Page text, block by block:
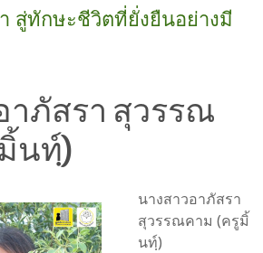
สู่ทักษะชีวิตที่ยั่งยืนอย่างมี
าภัสรา สุวรรณ
นทฺ์)
นางสาวอาภัสรา
สุวรรณคาม (ครูมิ้
นทฺ์)